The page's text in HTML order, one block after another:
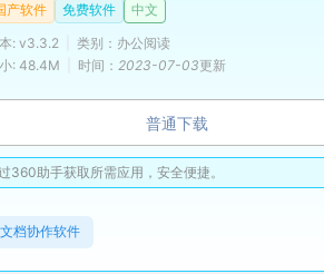
产软件 免费软件
中文
: v3.3.2
类别：办公阅读
: 48.4M
时间： 2023-07-03更新
普通下载
360助手获取所需应用，安全便捷。
文档协作软件